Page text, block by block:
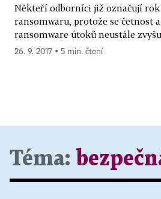
Někteří odborníci již označují rok
ransomwaru, protože se četnost
ransomware útoků neustále
26. 9. 2017 ▪ 5 min. čtení
Téma: